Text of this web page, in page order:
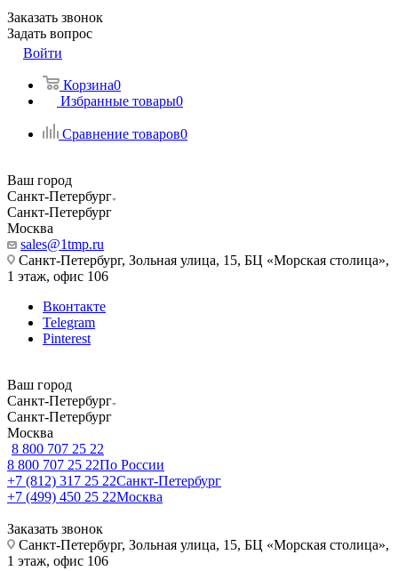
Заказать звонок
Задать вопрос
Войти
Корзина0
Избранные товары0
Сравнение товаров0
Ваш город
Санкт-Петербург
Санкт-Петербург
Москва
sales@1tmp.ru
Санкт-Петербург, Зольная улица, 15, БЦ «Морская столица»,
1 этаж, офис 106
Вконтакте
Telegram
Pinterest
Ваш город
Санкт-Петербург
Санкт-Петербург
Москва
8 800 707 25 22
8 800 707 25 22По России
+7 (812) 317 25 22Санкт-Петербург
+7 (499) 450 25 22Москва
Заказать звонок
Санкт-Петербург, Зольная улица, 15, БЦ «Морская столица»,
1 этаж, офис 106